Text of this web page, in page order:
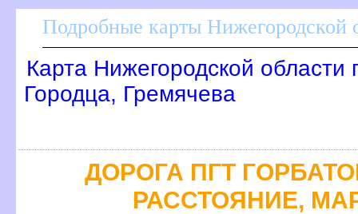
Подробные карты Нижегородской
Карта Нижегородской области
Городца, Гремячева
ДОРОГА ПГТ
РАССТОЯНИЕ,